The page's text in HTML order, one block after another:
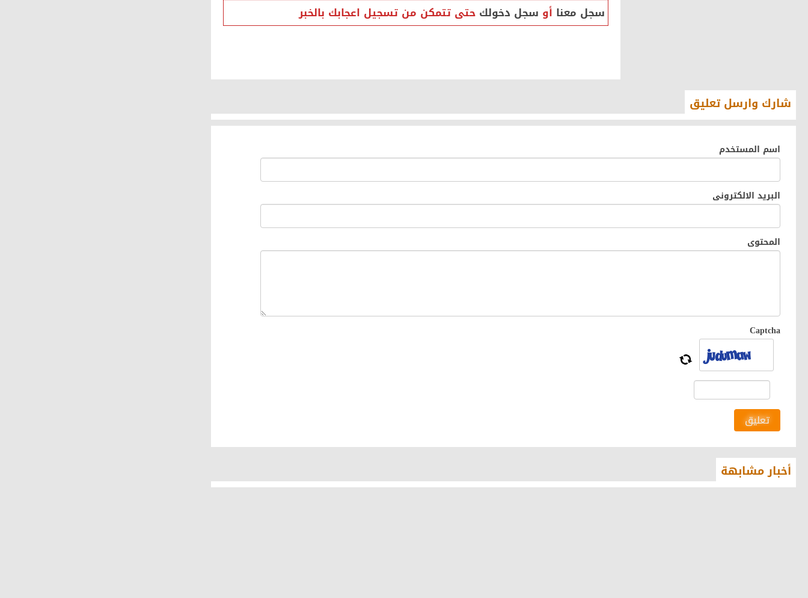
سجل معنا أو سجل دخولك حتى تتمكن من تسجيل اعجابك بالخبر
شارك وارسل تعليق
اسم المستخدم
البريد الالكترونى
المحتوى
Captcha
تعليق
أخبار مشابهة